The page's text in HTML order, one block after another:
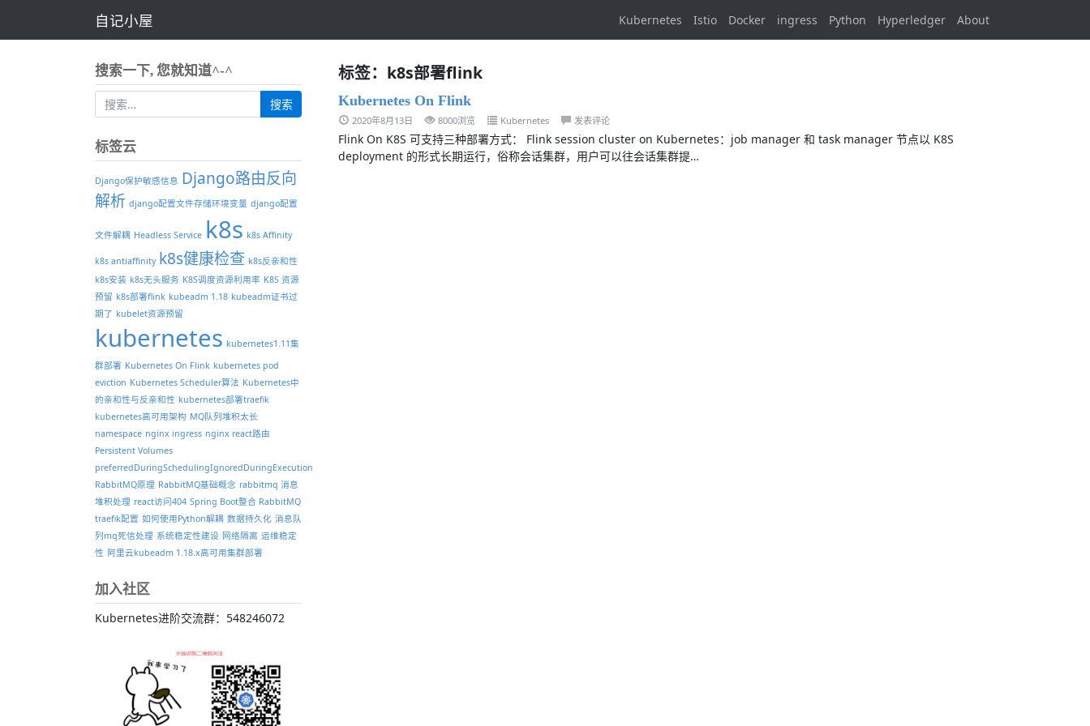
自记小屋 Kubernetes Istio Docker ingress Python Hyperledger About
标签：k8s部署flink
Kubernetes On Flink
2020年8月13日 8000浏览 Kubernetes 发表评论
Flink On K8S 可支持三种部署方式： Flink session cluster on Kubernetes：job manager 和 task manager 节点以 K8S
deployment 的形式长期运行，俗称会话集群，用户可以往会话集群提…
搜索一下, 您就知道^-^
标签云
Django保护敏感信息 Django路由反向
解析 django配置文件存储环境变量 django配置
文件解耦 Headless Service k8s k8s Affinity
k8s antiaffinity k8s健康检查 k8s反亲和性
k8s安装 k8s无头服务 K8S调度资源利用率 K8S 资源
预留 k8s部署flink kubeadm 1.18 kubeadm证书过
期了 kubelet资源预留
kubernetes kubernetes1.11集
群部署 Kubernetes On Flink kubernetes pod
eviction Kubernetes Scheduler算法 Kubernetes中
的亲和性与反亲和性 kubernetes部署traefik
kubernetes高可用架构 MQ队列堆积太长
namespace nginx ingress nginx react路由
Persistent Volumes
preferredDuringSchedulingIgnoredDuringExecution
RabbitMQ原理 RabbitMQ基础概念 rabbitmq 消息
堆积处理 react访问404 Spring Boot整合 RabbitMQ
traefik配置 如何使用Python解耦 数据持久化 消息队
列mq死信处理 系统稳定性建设 网络隔离 运维稳定
性 阿里云kubeadm 1.18.x高可用集群部署
加入社区
Kubernetes进阶交流群：548246072